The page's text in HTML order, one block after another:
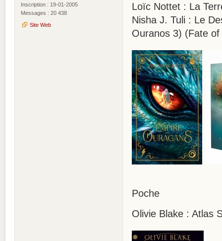
Inscription : 19-01-2005
Messages : 20 438
Site Web
Loïc Nottet : La
Nisha J. Tuli : Le
Ouranos 3) (Fate
Poche
Olivie Blake : Atlas